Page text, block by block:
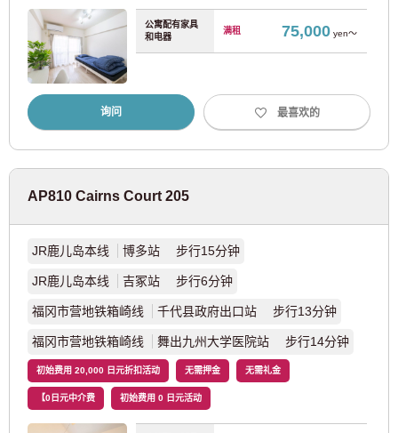
公寓配有家具
和电器
满租 75,000yen～
询问 最喜欢的
AP810 Cairns Court 205
JR鹿儿岛本线 博多站 步行15分钟
JR鹿儿岛本线 吉冢站 步行6分钟
福冈市营地铁箱崎线 千代县政府出口站 步行13分钟
福冈市营地铁箱崎线 舞出九州大学医院站 步行14分钟
初始费用 20,000 日元折扣活动 无需押金 无需礼金
【0日元中介费 初始费用 0 日元活动
京福电铁岚山线 (2)
京都市交通局
京都市营地下铁东西线 (1)
近畿日本铁道
近铁南大阪线 (7)
近铁大阪线 (4)